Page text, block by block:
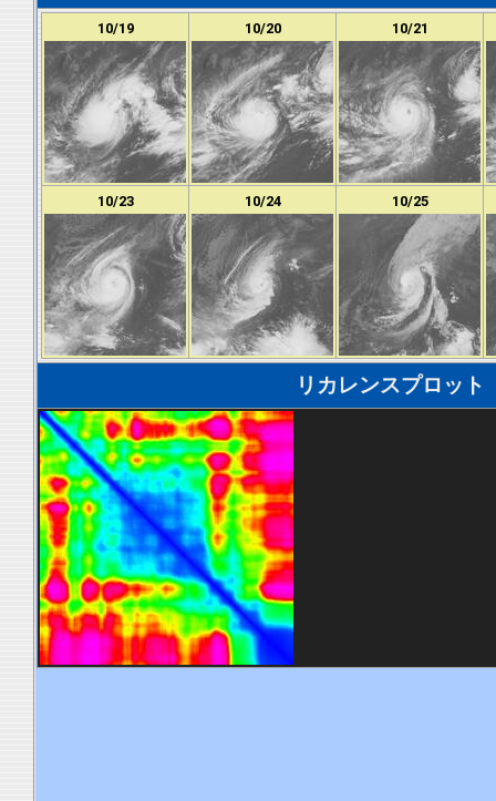
10/19 10/20 10/21
10/23 10/24 10/25
リカレンスプロット